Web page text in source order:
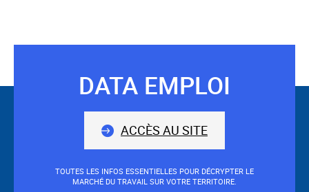
clé
Suivez-DATA EMPLOI
ACCÈS AU SITE
TOUTES LES INFOS ESSENTIELLES POUR DÉCRYPTER LE
MARCHÉ DU TRAVAIL SUR VOTRE TERRITOIRE.